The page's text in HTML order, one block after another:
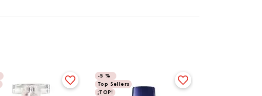
-5 %
Top Sellers
¡TOP!